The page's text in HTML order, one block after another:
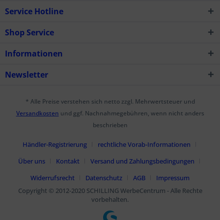
Service Hotline
Shop Service
Informationen
Newsletter
* Alle Preise verstehen sich netto zzgl. Mehrwertsteuer und
Versandkosten und ggf. Nachnahmegebühren, wenn nicht anders
beschrieben
Händler-Registrierung
rechtliche Vorab-Informationen
Über uns
Kontakt
Versand und Zahlungsbedingungen
Widerrufsrecht
Datenschutz AGB
Impressum
Copyright © 2012-2020 SCHILLING WerbeCentrum - Alle Rechte
vorbehalten.